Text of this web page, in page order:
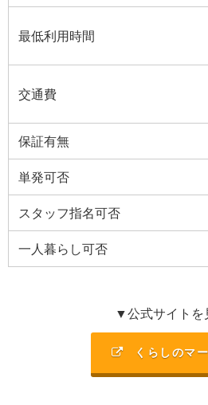
最低利用時間
交通費
保証有無
単発可否
スタッフ指名可否
一人暮らし可否
▼公式サイト
くらしのマ